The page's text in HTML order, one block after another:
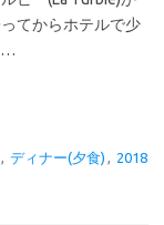
てからホテルで少
…
, ディナー(夕食) , 2018